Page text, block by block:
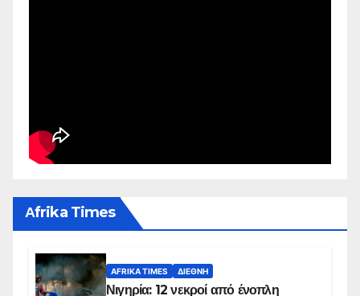
Αfrika Times
AFRIKA TIMES ΔΙΕΘΝΉ
Νιγηρία: 12 νεκροί από ένοπλη